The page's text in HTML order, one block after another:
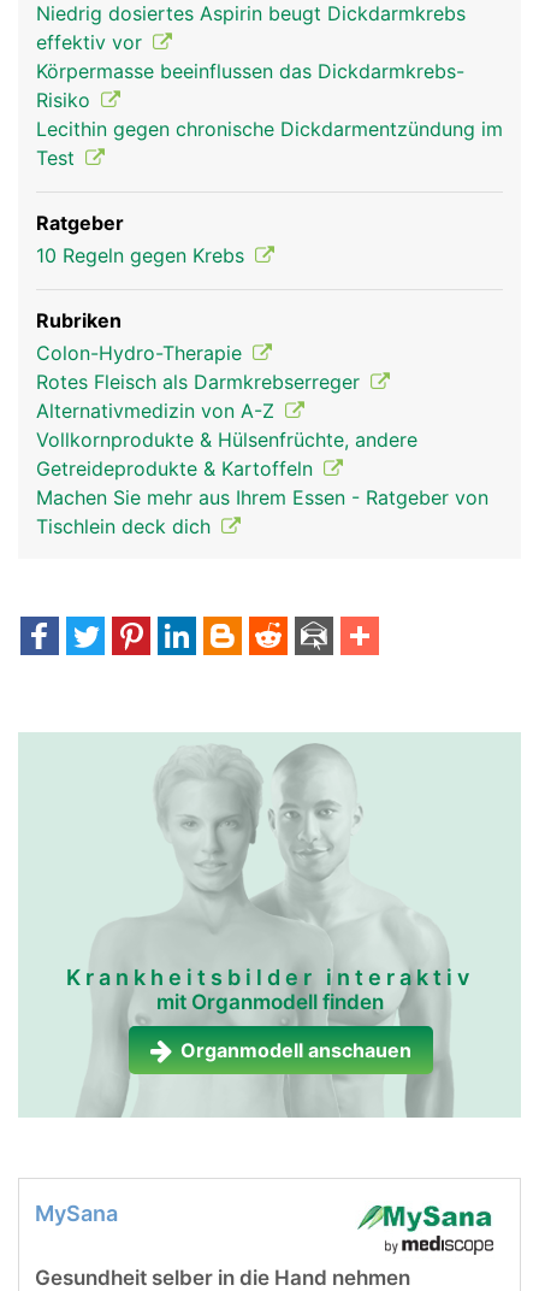
Niedrig dosiertes Aspirin beugt Dickdarmkrebs
effektiv vor
Körpermasse beeinflussen das Dickdarmkrebs-
Risiko
Lecithin gegen chronische Dickdarmentzündung im
Test
Ratgeber
10 Regeln gegen Krebs
Rubriken
Colon-Hydro-Therapie
Rotes Fleisch als Darmkrebserreger
Alternativmedizin von A-Z
Vollkornprodukte & Hülsenfrüchte, andere
Getreideprodukte & Kartoffeln
Machen Sie mehr aus Ihrem Essen - Ratgeber von
Tischlein deck dich
Krankheitsbilder interaktiv
mit Organmodell finden
Organmodell anschauen
MySana
Gesundheit selber in die Hand nehmen